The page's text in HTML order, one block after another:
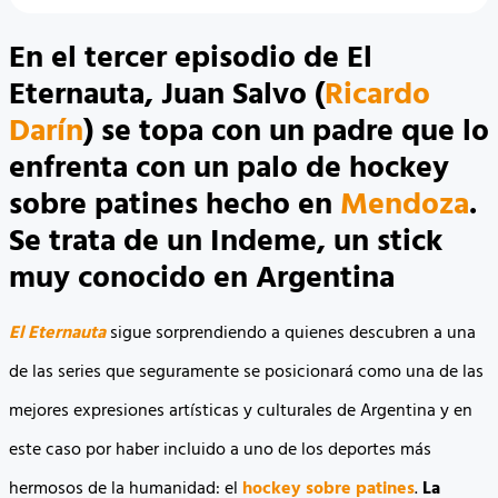
En el tercer episodio de El
Eternauta, Juan Salvo (Ricardo
Darín) se topa con un padre que lo
enfrenta con un palo de hockey
sobre patines hecho en Mendoza.
Se trata de un Indeme, un stick
muy conocido en Argentina
El Eternautasigue sorprendiendo a quienes descubren a una
de las series que seguramente se posicionará como una de las
mejores expresiones artísticas y culturales de Argentina y en
este caso por haber incluido a uno de los deportes más
hermosos de la humanidad: el hockey sobre patines.La